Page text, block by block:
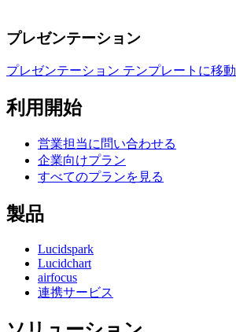
プレゼンテーション
プレゼンテーション テンプレートに移動
利用開始
営業担当に問い合わせる
企業向けプラン
すべてのプランを見る
製品
Lucidspark
Lucidchart
airfocus
連携サービス